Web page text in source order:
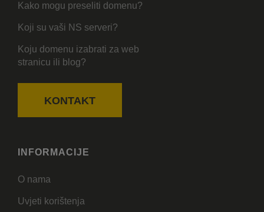
Kako mogu preseliti domenu?
Koji su vaši NS serveri?
Koju domenu izabrati za web
stranicu ili blog?
KONTAKT
INFORMACIJE
O nama
Uvjeti korištenja